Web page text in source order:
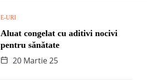
E-URI
Aluat congelat cu aditivi nocivi
pentru sănătate
20 Martie 25